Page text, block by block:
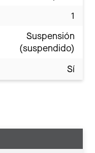
1
Suspensión
(suspendido)
Sí